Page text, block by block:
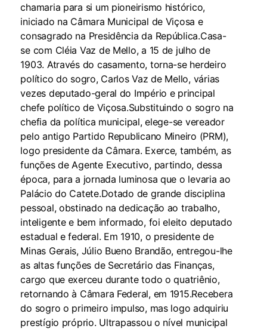
chamaria para si um pioneirismo histórico,
iniciado na Câmara Municipal de Viçosa e
consagrado na Presidência da República.Casa-
se com Cléia Vaz de Mello, a 15 de julho de
1903. Através do casamento, torna-se herdeiro
político do sogro, Carlos Vaz de Mello, várias
vezes deputado-geral do Império e principal
chefe político de Viçosa.Substituindo o sogro na
chefia da política municipal, elege-se vereador
pelo antigo Partido Republicano Mineiro (PRM),
logo presidente da Câmara. Exerce, também, as
funções de Agente Executivo, partindo, dessa
época, para a jornada luminosa que o levaria ao
Palácio do Catete.Dotado de grande disciplina
pessoal, obstinado na dedicação ao trabalho,
inteligente e bem informado, foi eleito deputado
estadual e federal. Em 1910, o presidente de
Minas Gerais, Júlio Bueno Brandão, entregou-lhe
as altas funções de Secretário das Finanças,
cargo que exerceu durante todo o quatriênio,
retornando à Câmara Federal, em 1915.Recebera
do sogro o primeiro impulso, mas logo adquiriu
prestígio próprio. Ultrapassou o nível municipal